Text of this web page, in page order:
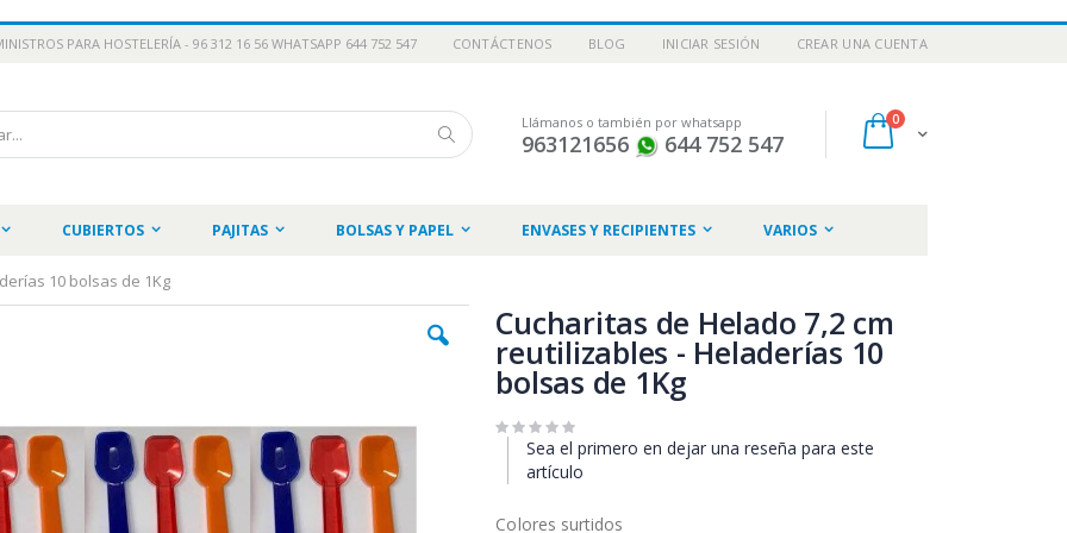
PARA HOSTELERÍA - 96 312 16 56 WHATSAPP 644 752 547 CONTÁCTENOS BLOG INICIAR SESIÓN CREAR UNA CUENTA
Cart
0artículos
Llámanos o también por whatsapp
963121656 644 752 547
CUBIERTOS PAJITAS BOLSAS Y PAPEL ENVASES Y RECIPIENTES VARIOS
10 bolsas de 1Kg
Cucharitas de Helado 7,2 cm
reutilizables - Heladerías 10
bolsas de 1Kg
Sea el primero en dejar una reseña para este
artículo
Colores surtidos